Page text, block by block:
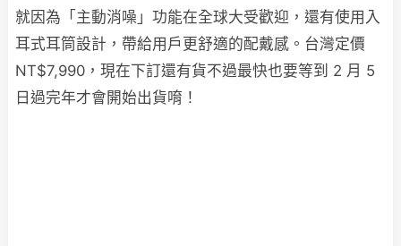
就因為「主動消噪」功能在全球大受歡迎，還有使用入
耳式耳筒設計，帶給用戶更舒適的配戴感。台灣定價
NT$7,990，現在下訂還有貨不過最快也要等到 2 月 5
日過完年才會開始出貨唷！